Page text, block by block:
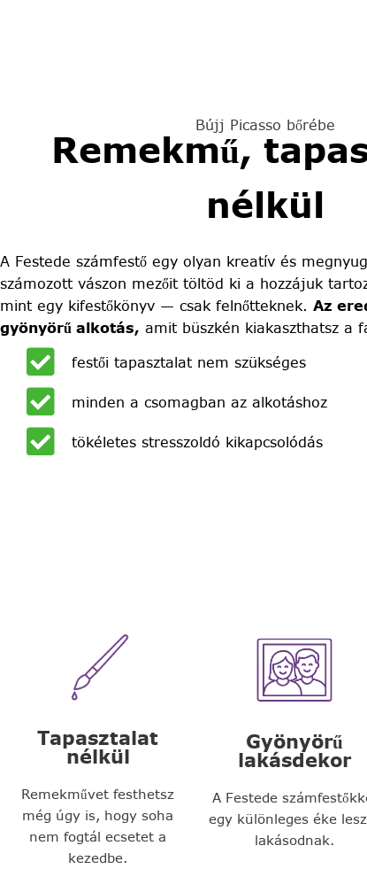
Bújj Picasso bőrébe
Remekmű,
nélkül
A Festede számfestő egy olyan kreatív és
számozott vászon mezőit töltöd ki a hozzájuk
mint egy kifestőkönyv — csak felnőtteknek. Az
gyönyörű alkotás, amit büszkén kiakaszthatsz a
festői tapasztalat nem szükséges
minden a csomagban az alkotáshoz
tökéletes stresszoldó kikapcsolódás
Tapasztalat
nélkül
Remekművet festhetsz
még úgy is, hogy soha
nem fogtál ecsetet a
kezedbe.
Gyönyörű
lakásdekor
A Festede
egy különleges éke
lakásodnak.